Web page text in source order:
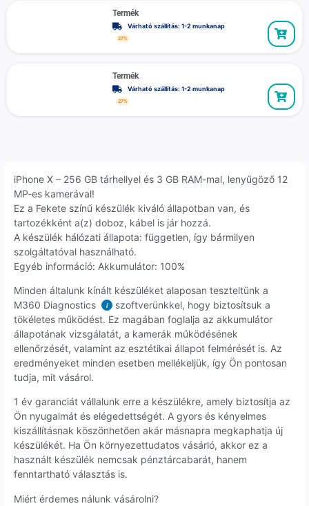
Termék
Várható szállítás: 1-2 munkanap
27%
Termék
Várható szállítás: 1-2 munkanap
27%
iPhone X – 256 GB tárhellyel és 3 GB RAM-mal, lenyűgöző 12
MP-es kamerával!
Ez a Fekete színű készülék kiváló állapotban van, és
tartozékként a(z) doboz, kábel is jár hozzá.
A készülék hálózati állapota: független, így bármilyen
szolgáltatóval használható.
Egyéb információ: Akkumulátor: 100%
Minden általunk kínált készüléket alaposan teszteltünk a
M360 Diagnostics
i
szoftverünkkel, hogy biztosítsuk a
tökéletes működést. Ez magában foglalja az akkumulátor
állapotának vizsgálatát, a kamerák működésének
ellenőrzését, valamint az esztétikai állapot felmérését is. Az
eredményeket minden esetben mellékeljük, így Ön pontosan
tudja, mit vásárol.
1 év garanciát vállalunk erre a készülékre, amely biztosítja az
Ön nyugalmát és elégedettségét. A gyors és kényelmes
kiszállításnak köszönhetően akár másnapra megkaphatja új
készülékét. Ha Ön környezettudatos vásárló, akkor ez a
használt készülék nemcsak pénztárcabarát, hanem
fenntartható választás is.
Miért érdemes nálunk vásárolni?